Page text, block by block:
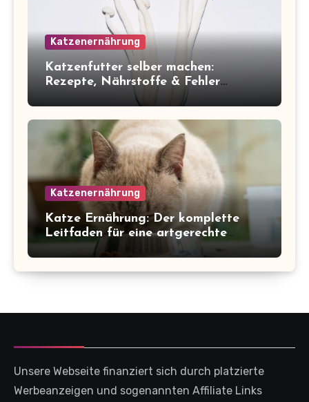
Katzenernährung
Katzenfutter selber machen:
Rezepte, Nährstoffe & Fehler
Katzenernährung
Katze Ernährung: Der komplette
Leitfaden für eine artgerechte
Fütterung
Unsere Webseite finanziert sich durch platzierte
Werbeanzeigen und sogenannten Affiliate Links